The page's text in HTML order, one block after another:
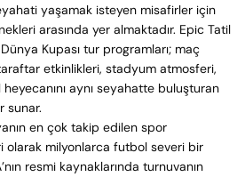
yaşamak isteyen misafirler için
arasında yer almaktadır. Epic Tatil
Kupası tur programları; maç
etkinlikleri, stadyum atmosferi,
aynı seyahatte buluşturan
sunar.
en çok takip edilen spor
olarak milyonlarca futbol severi bir
resmi kaynaklarında turnuvanın